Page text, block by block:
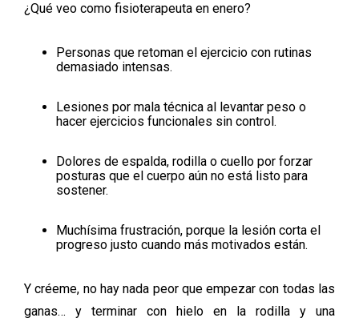
¿Qué veo como fisioterapeuta en enero?
Personas que retoman el ejercicio con rutinas
demasiado intensas.
Lesiones por mala técnica al levantar peso o
hacer ejercicios funcionales sin control.
Dolores de espalda, rodilla o cuello por forzar
posturas que el cuerpo aún no está listo para
sostener.
Muchísima frustración, porque la lesión corta el
progreso justo cuando más motivados están.
Y créeme, no hay nada peor que empezar con todas las
ganas… y terminar con hielo en la rodilla y una